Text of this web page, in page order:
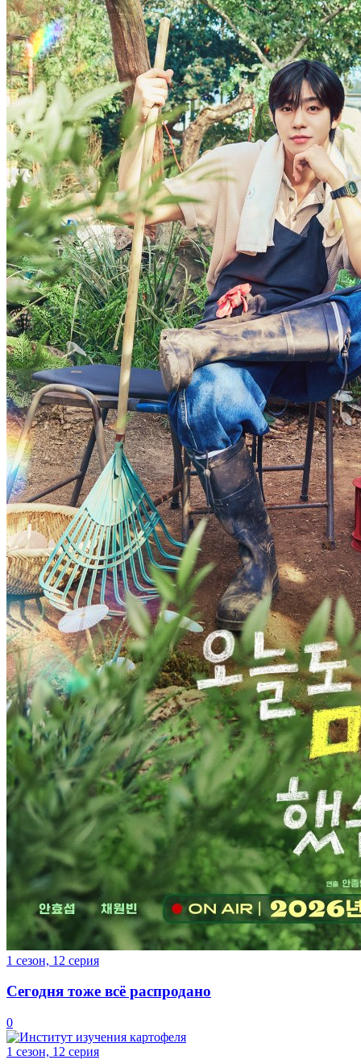
1 сезон, 12 серия
Сегодня тоже всё распродано
0
1 сезон, 12 серия